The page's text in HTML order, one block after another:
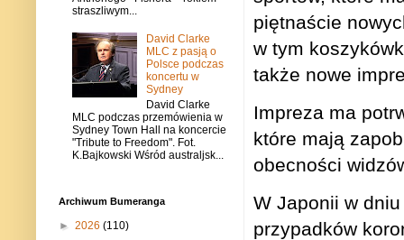
piętnaście
w tym
także nowe
Impreza ma
które mają
obecności
W Japonii w
przypadków
straszliwym...
David Clarke
MLC z pasją o
Polsce podczas
koncertu w
Sydney
David Clarke
MLC podczas przemówienia w
Sydney Town Hall na koncercie
"Tribute to Freedom". Fot.
K.Bajkowski Wśród australjsk...
Archiwum Bumeranga
► 2026 (110)